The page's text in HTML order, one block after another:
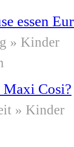
essen
» Kinder
Maxi Cosi?
» Kinder